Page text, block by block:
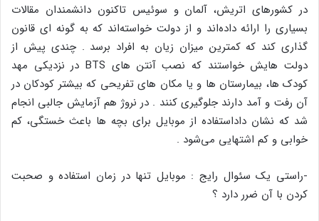
در کشورهای اتریش، آلمان و سوئیس تاکنون دانشمندان مقالات
بسیاری را ارائه داده‌اند و از دولت خواسته‌اند که به گونه ای قانون
گذاری کند که کمترین میزان زیان به افراد برسد . چندی پیش از
دولت هایش خواستند که نصب آنتن های BTS در نزدیکی مهد
کودک ها، بیمارستان ها و یا مکان های تفریحی که بیشتر کودکان در
آن رفت و آمد دارند جلوگیری کنند . در نروژ هم آزمایش جالبی انجام
شد که نشان داداستفاده از موبایل برای بچه ها باعث خستگی، کم
خوابی و کم اشتهایی می‌شود .
-راستی یک سئوال رایج : موبایل تنها در زمان استفاده و صحبت
کردن با آن ضرر دارد ؟